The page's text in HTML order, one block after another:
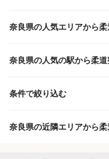
奈良県の人気エリアから
奈良県の人気の駅から柔
条件で絞り込む
奈良県の近隣エリアから